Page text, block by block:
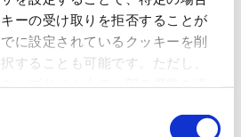
ーの受け取りを拒否することが
に設定されているクッキーを削
することも可能です。ただし、
い。これらのクッキーが受け入